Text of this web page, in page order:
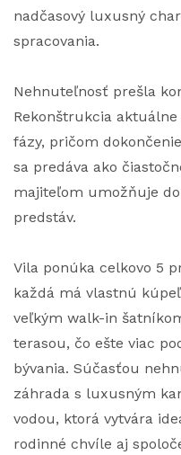
nadčasový luxusný
spracovania.
Nehnuteľnosť prešla
Rekonštrukcia
fázy, pričom
sa predáva ako
majiteľom umožňuje
predstáv.
Vila ponúka celkovo 5
každá má vlastnú
veľkým walk-in
terasou, čo ešte viac
bývania. Súčasťou
záhrada s luxusným
vodou, ktorá vytvára
rodinné chvíle aj